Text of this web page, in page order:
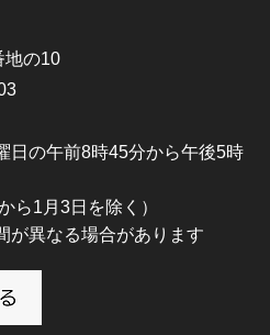
地の10
日の午前8時45分から午後5時
ら1月3日を除く）
が異なる場合があります